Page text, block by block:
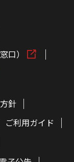
口）
針
ご利用ガイド